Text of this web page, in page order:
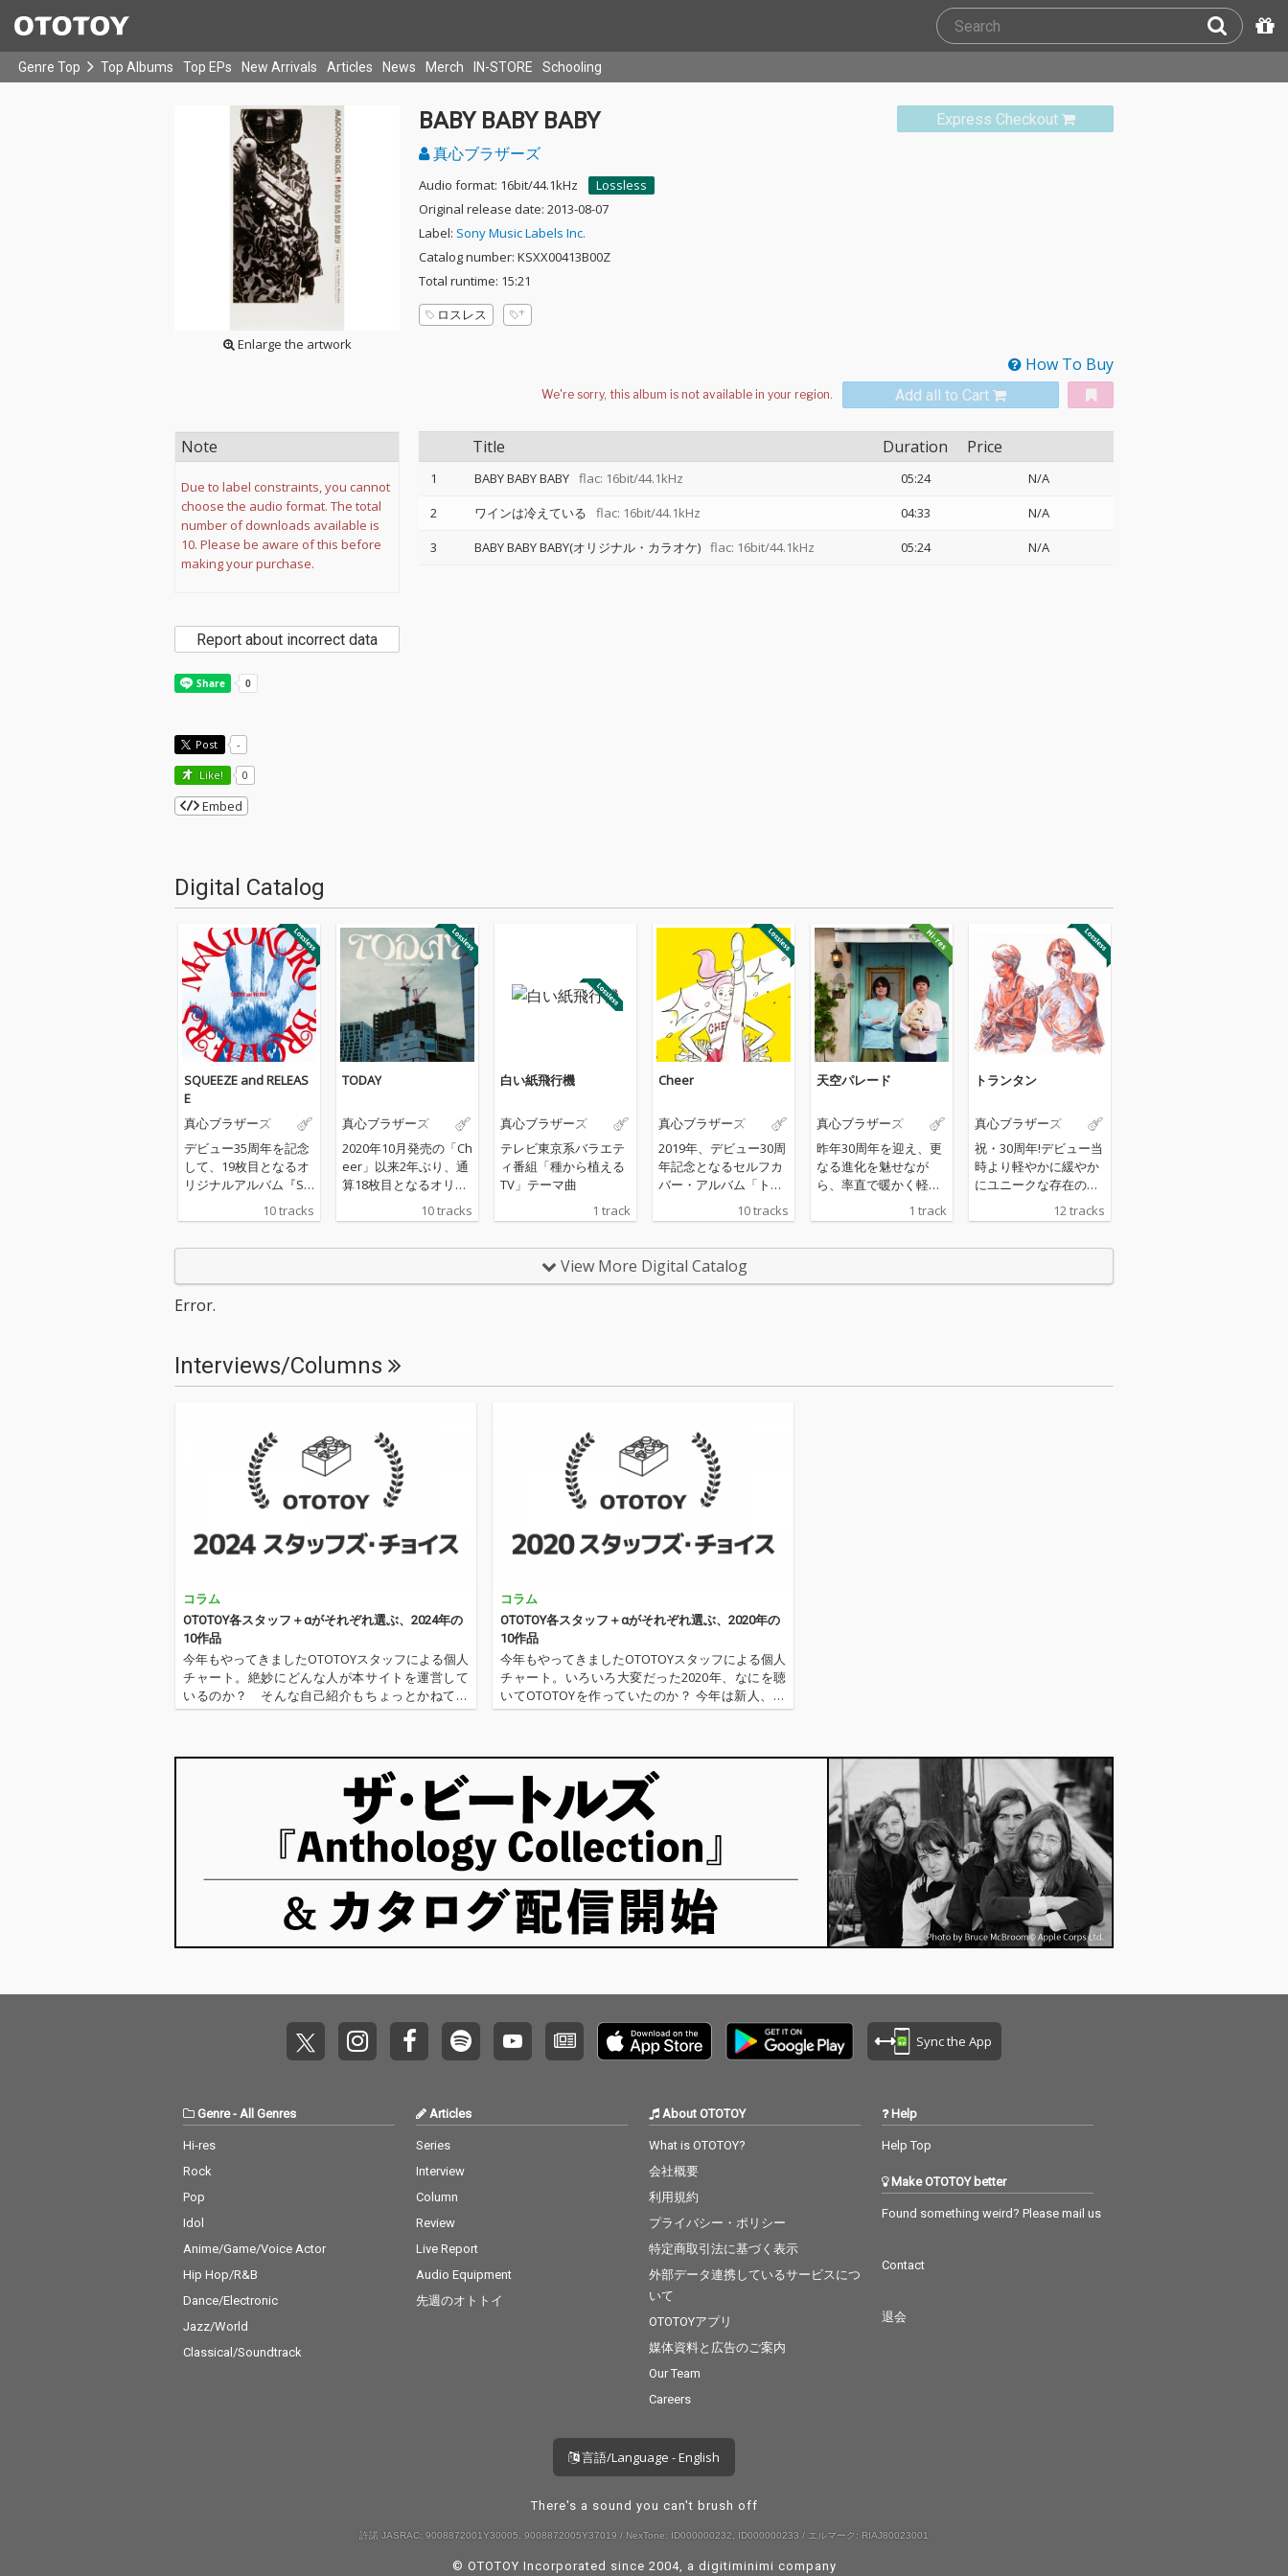
Genre Top Top Albums Top EPs New Arrivals Articles News Merch IN-STORE Schooling
Enlarge the artwork
Express Checkout
BABY BABY BABY
真心ブラザーズ
Audio format: 16bit/44.1kHz
Lossless
Original release date: 2013-08-07
Label: Sony Music Labels Inc.
Catalog number: KSXX00413B00Z
Total runtime: 15:21
ロスレス
How To Buy
Add all to Cart
Title Duration Price
1 BABY BABY BABY flac: 16bit/44.1kHz 05:24
N/A
2
ワインは冷えている flac: 16bit/44.1kHz 04:33
N/A
3
BABY BABY BABY(オリジナル・カラオケ) flac: 16bit/44.1kHz 05:24 N/A
Note
Due to label constraints, you cannot
choose the audio format. The total
number of downloads available is
10. Please be aware of this before
making your purchase.
Report about incorrect data
Post -
Like! 0
Embed
Digital Catalog
SQUEEZE and RELEAS
E
真心ブラザーズ
デビュー35周年を記念
して、19枚目となるオ
リジナルアルバム『SQ
UEEZE and RELEASE』
を発売!2022年発売『T
10 tracks
TODAY
真心ブラザーズ
2020年10月発売の「Ch
eer」以来2年ぶり、通
算18枚目となるオリジ
ナル・アルバムは、現
在テレビ東京にて放送
ラザーズの考える＜今
＞が詰め込まれたアル
10 tracks
白い紙飛行機
真心ブラザーズ
テレビ東京系バラエテ
ィ番組「種から植える
TV」テーマ曲
1 track
Cheer
真心ブラザーズ
2019年、デビュー30周
年記念となるセルフカ
バー・アルバム「トラ
ンタン」を発表した真
心ブラザーズが、ひと
に更なる進化を始動す
べく放つ2年振りのオ
はの懐の深いカラフル
た真心ブラザーズの思
いが、従来にも増して
キラキラとしたキャッ
チーな楽曲を生み出
し、聴く人の胸を躍ら
せる快心のニュー・ア
ルバムが完成した。レ
a）、奥野真哉（Key）
（ウルフルズ）、グレ
ートマエカワ（フラワ
ーカンパニーズ）、東
京スカパラダイスオー
10 tracks
天空パレード
真心ブラザーズ
昨年30周年を迎え、更
なる進化を魅せなが
ら、率直で暖かく軽や
真心ブラザーズが配信
1 track
トランタン
真心ブラザーズ
祝・30周年!デビュー当
時より軽やかに緩やか
にユニークな存在の真
心ブラザーズ。ファン
による、リクエスト投
12 tracks
View More Digital Catalog
Error.
Interviews/Columns
コラム
OTOTOY各スタッフ＋αがそれぞれ選ぶ、2024年の
10作品
今年もやってきましたOTOTOYスタッフによる個人
チャート。絶妙にどんな人が本サイトを運営して
いるのか？ そんな自己紹介もちょっとかねてお
ります。2024年は、それぞれなにを聴いてOTOTO
コラム
OTOTOY各スタッフ＋αがそれぞれ選ぶ、2020年の
10作品
今年もやってきましたOTOTOYスタッフによる個人
チャート。いろいろ大変だった2020年、なにを聴
いてOTOTOYを作っていたのか？ 今年は新人、梶
野に加えてインターン、そしてコントリビュータ
Sync the App
Genre- All Genres
Hi-res
Rock
Pop
Idol
Anime/Game/Voice Actor
Hip Hop/R&B
Dance/Electronic
Jazz/World
Classical/Soundtrack
Articles
Series
Interview
Column
Review
Live Report
Audio Equipment
先週のオトトイ
About OTOTOY
What is OTOTOY?
会社概要
利用規約
プライバシー・ポリシー
特定商取引法に基づく表示
外部データ連携しているサービスにつ
いて
OTOTOYアプリ
媒体資料と広告のご案内
Our Team
Careers
Help
Help Top
Make OTOTOY better
Found something weird? Please mail us
Contact
退会
言語/Language - English
There's a sound you can't brush off
許諾 JASRAC: 9008872001Y30005, 9008872005Y37019 / NexTone: ID000000232, ID000000233 / エルマーク: RIAJ80023001
© OTOTOY Incorporated since 2004, a digitiminimi company